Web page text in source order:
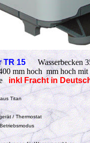
TR 15
Wasserbecken
mm hoch mm hoch mit
inkl Fracht in
Titan
/ Thermostat